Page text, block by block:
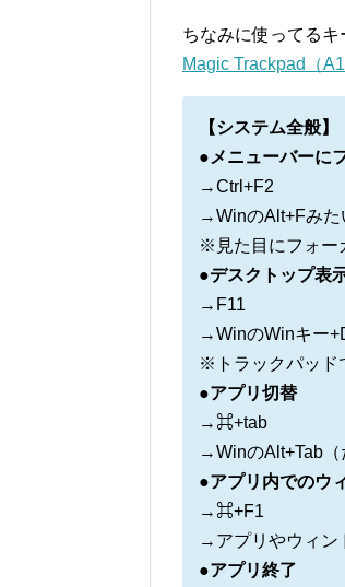
ちなみに使ってるキ
Magic Trackpad（
【システム全般】
●メニューバーに
→Ctrl+F2
→WinのAlt+Fみた
※見た目にフォー
●デスクトップ表
→F11
→WinのWinキー
※トラックパッド
●アプリ切替
→⌘+tab
→WinのAlt+Tab（
●アプリ内でのウ
→⌘+F1
→アプリやウィン
●アプリ終了